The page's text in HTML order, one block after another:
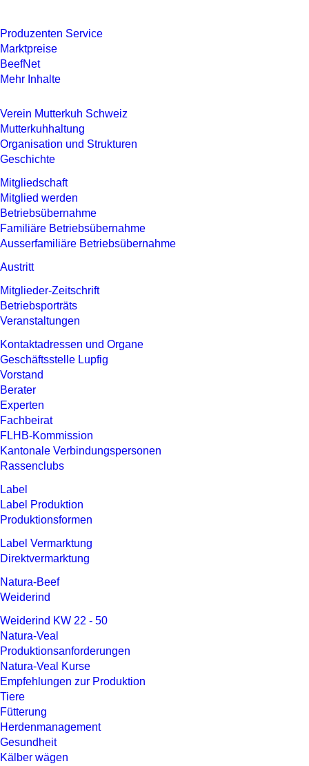
Produzenten Service
Marktpreise
BeefNet
Mehr Inhalte
Verein Mutterkuh Schweiz
Mutterkuhhaltung
Organisation und Strukturen
Geschichte
Mitgliedschaft
Mitglied werden
Betriebsübernahme
Familiäre Betriebsübernahme
Ausserfamiliäre Betriebsübernahme
Austritt
Mitglieder-Zeitschrift
Betriebsporträts
Veranstaltungen
Kontaktadressen und Organe
Geschäftsstelle Lupfig
Vorstand
Berater
Experten
Fachbeirat
FLHB-Kommission
Kantonale Verbindungspersonen
Rassenclubs
Label
Label Produktion
Produktionsformen
Label Vermarktung
Direktvermarktung
Natura-Beef
Weiderind
Weiderind KW 22 - 50
Natura-Veal
Produktionsanforderungen
Natura-Veal Kurse
Empfehlungen zur Produktion
Tiere
Fütterung
Herdenmanagement
Gesundheit
Kälber wägen